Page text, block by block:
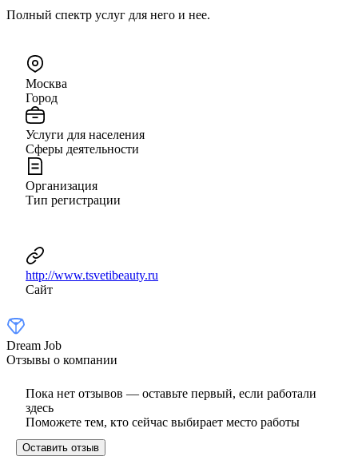
Полный спектр услуг для него и нее.
Москва
Город
Услуги для населения
Сферы деятельности
Организация
Тип регистрации
http://www.tsvetibeauty.ru
Сайт
Dream Job
Отзывы о компании
Пока нет отзывов — оставьте первый, если работали
здесь
Поможете тем, кто сейчас выбирает место работы
Оставить отзыв